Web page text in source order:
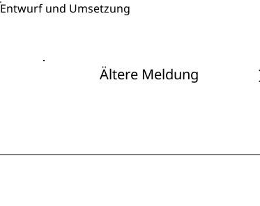
Entwurf und Umsetzung
Ältere Meldung